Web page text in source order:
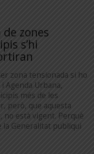
zones
s’hi
zona tensionada si ho
Agenda Urbana,
més de les
però, que aquesta
no està vigent. Perquè
la Generalitat publiqui